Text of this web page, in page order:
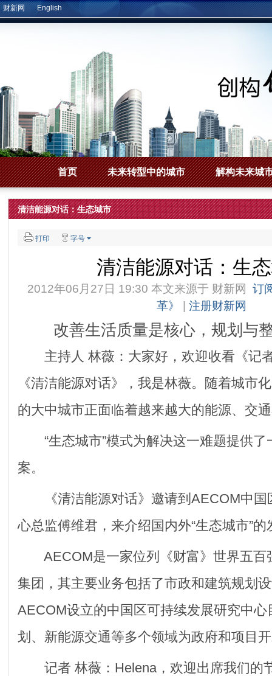
财新网 English
首页 未来转型中的城市 解构未来城
清洁能源对话：生态城市
打印 字号
清洁能源对话：生
2012年06月27日 19:30 本文来源于 财新网
订
革》
注册财新网
改善生活质量是核心，规划与整
主持人 林薇：大家好，欢迎收看《记
《清洁能源对话》，我是林薇。随着城市
的大中城市正面临着越来越大的能源、交
“生态城市”模式为解决这一难题提供了
案。
《清洁能源对话》邀请到AECOM中国
心总监傅维君，来介绍国内外“生态城市”的
AECOM是一家位列《财富》世界五百
集团，其主要业务包括了市政和建筑规划
AECOM设立的中国区可持续发展研究中
划、新能源交通等多个领域为政府和项目
记者 林薇：Helena，欢迎出席我们的